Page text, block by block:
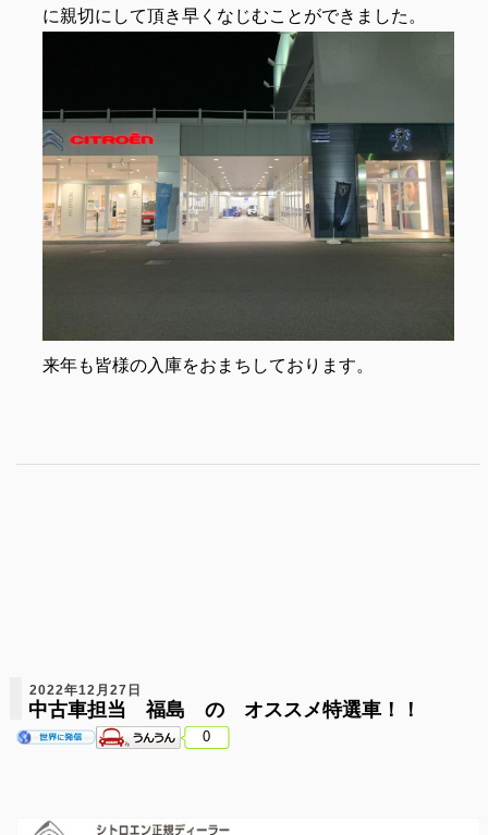
に親切にして頂き早くなじむことができました。
来年も皆様の入庫をおまちしております。
2022年12月27日
中古車担当 福島 の オススメ特選車！！
0